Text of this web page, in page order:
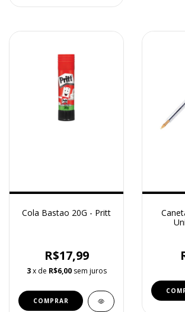
Cola Bastao 20G - Pritt
R$17,99
3 x de R$6,00 sem juros